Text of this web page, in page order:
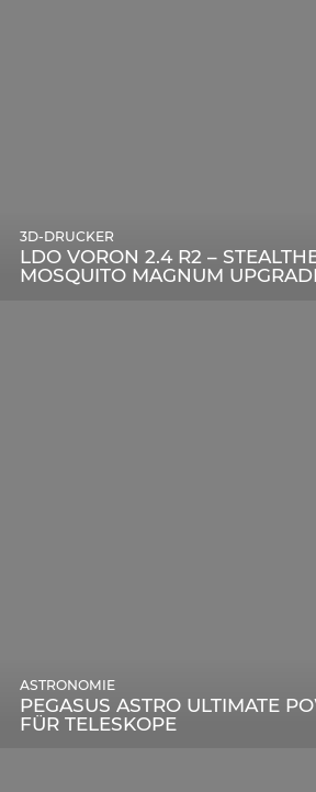
LDO VORON 2.4 R2 –
MOSQUITO MAGNUM
3D-DRUCKER
PEGASUS ASTRO ULTIMATE
FÜR TELESKOPE
ASTRONOMIE